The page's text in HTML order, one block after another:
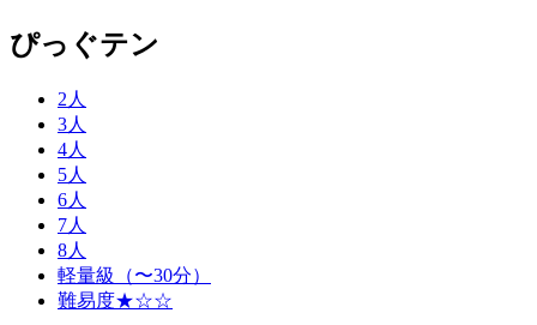
ぴっぐテン
2人
3人
4人
5人
6人
7人
8人
軽量級（〜30分）
難易度★☆☆